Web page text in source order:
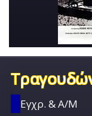
Εγχρ. & Α/Μ